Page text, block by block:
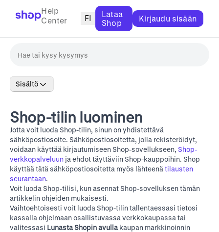
Help
Center
FI
Lataa
Shop
Kirjaudu sisään
Sisältö
Shop-tilin luominen
Jotta voit luoda Shop-tilin, sinun on yhdistettävä
sähköpostiosoite. Sähköpostiosoitetta, jolla rekisteröidyt,
voidaan käyttää kirjautumiseen Shop-sovellukseen, Shop-
verkkopalveluun ja ehdot täyttäviin Shop-kauppoihin. Shop
käyttää tätä sähköpostiosoitetta myös lähteenä tilausten
seurantaan.
Voit luoda Shop-tilisi, kun asennat Shop-sovelluksen tämän
artikkelin ohjeiden mukaisesti.
Vaihtoehtoisesti voit luoda Shop-tilin tallentaessasi tietosi
kassalla ohjelmaan osallistuvassa verkkokaupassa tai
valitessasi Lunasta Shopin avulla kaupan markkinoinnin